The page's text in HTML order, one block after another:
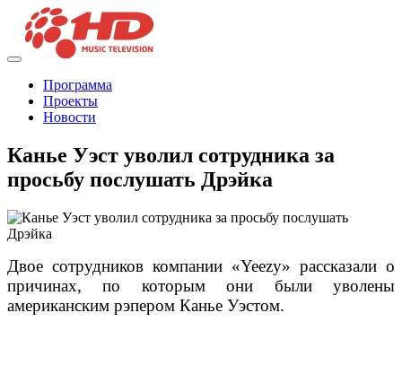
Программа
Проекты
Новости
Канье Уэст уволил сотрудника за
просьбу послушать Дрэйка
Двое сотрудников компании «Yeezy» рассказали о
причинах, по которым они были уволены
американским рэпером Канье Уэстом.